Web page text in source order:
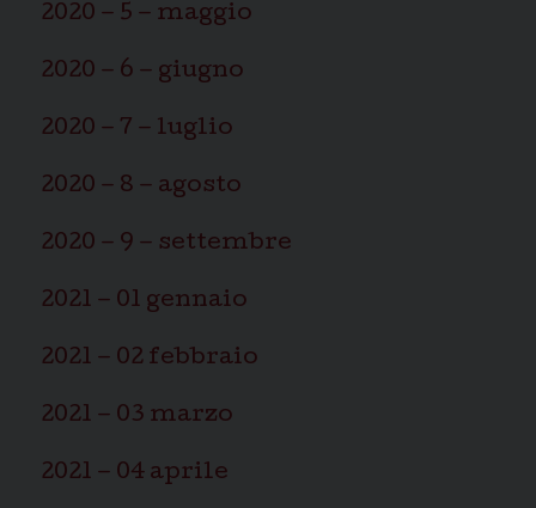
2020 – 5 – maggio
2020 – 6 – giugno
2020 – 7 – luglio
2020 – 8 – agosto
2020 – 9 – settembre
2021 – 01 gennaio
2021 – 02 febbraio
2021 – 03 marzo
2021 – 04 aprile